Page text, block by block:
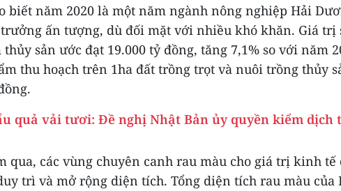
biết năm 2020 là một năm ngành nông nghiệp Hải
ấn tượng, dù đối mặt với nhiều khó khăn. Giá trị
sản ước đạt 19.000 tỷ đồng, tăng 7,1% so với năm
thu hoạch trên 1ha đất trồng trọt và nuôi trồng thủy
quả vải tươi: Đề nghị Nhật Bản ủy quyền kiểm dịch
qua, các vùng chuyên canh rau màu cho giá trị kinh tế
trì và mở rộng diện tích. Tổng diện tích rau màu của